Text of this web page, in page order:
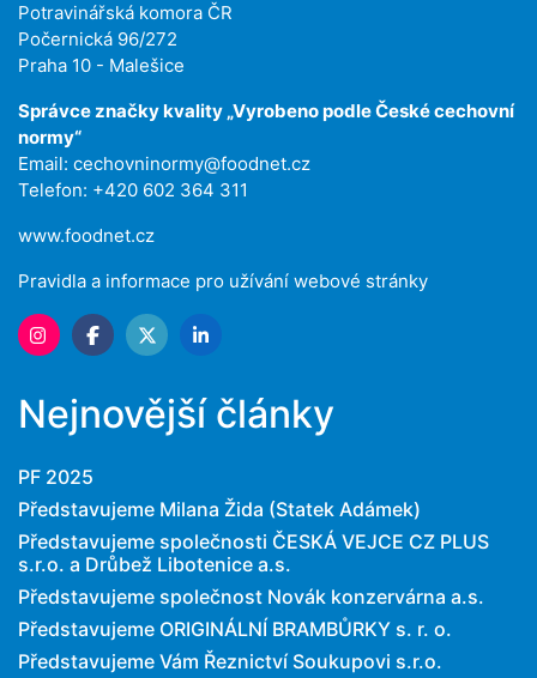
Potravinářská komora ČR
Počernická 96/272
Praha 10 - Malešice
Správce značky kvality „Vyrobeno podle České cechovní
normy“
Email: cechovninormy@foodnet.cz
Telefon: +420 602 364 311
www.foodnet.cz
Pravidla a informace pro užívání webové stránky
Nejnovější články
PF 2025
Představujeme Milana Žida (Statek Adámek)
Představujeme společnosti ČESKÁ VEJCE CZ PLUS
s.r.o. a Drůbež Libotenice a.s.
Představujeme společnost Novák konzervárna a.s.
Představujeme ORIGINÁLNÍ BRAMBŮRKY s. r. o.
Představujeme Vám Řeznictví Soukupovi s.r.o.